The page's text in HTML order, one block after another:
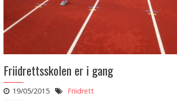
Friidrettsskolen er i gang
19/05/2015 Friidrett